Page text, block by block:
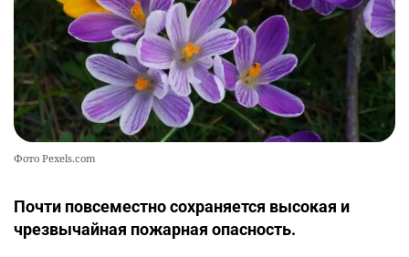
Фото Pexels.com
Почти повсеместно сохраняется высокая и
чрезвычайная пожарная опасность.